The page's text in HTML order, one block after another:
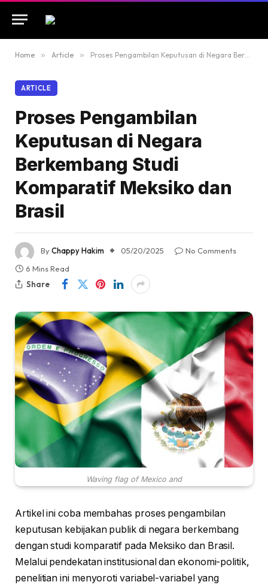
Home » Article » Proses Pengambilan Keputusan di Negara Berkembang Studi Komparatif Meksiko dan Brasil
ARTICLE
Proses Pengambilan
Keputusan di Negara
Berkembang Studi
Komparatif Meksiko dan
Brasil
ByChappy Hakim 05/20/2025
No Comments
6 Mins Read
Share
Waving flag of Mexico and
Artikel ini coba membahas proses pengambilan
keputusan kebijakan publik di negara berkembang
dengan studi komparatif pada Meksiko dan Brasil.
Melalui pendekatan institusional dan ekonomi-politik,
penelitian ini menyoroti variabel-variabel yang